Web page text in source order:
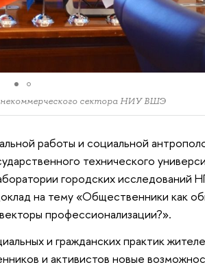
сектора НИУ ВШЭ
работы и социальной
технического
городских исследований
на тему «Общественники как
профессионализации?».
и гражданских практик
и активистов новые